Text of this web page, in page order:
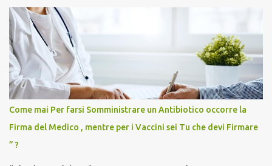
Come mai Per farsi Somministrare un Antibiotico occorre la
Firma del Medico , mentre per i Vaccini sei Tu che devi Firmare
” ?